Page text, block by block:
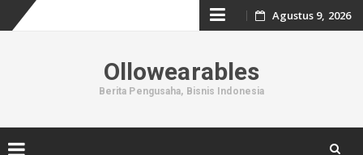
Skip
content
Agustus 9, 2026
Ollowearables
Berita Pengusaha, Bisnis Indonesia